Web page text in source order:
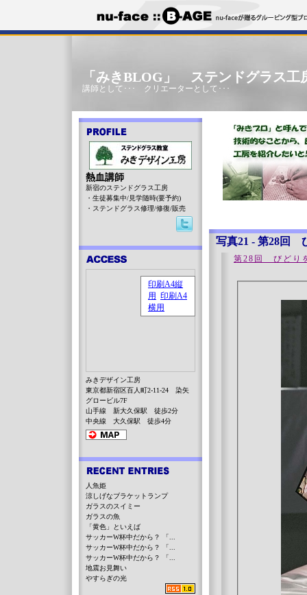
「みきBLOG」 ステンドグラス工
講師として･･･ クリエーターとして･･･
写真21 - 第28回
第28回 びどり
熱血講師
新宿のステンドグラス工房
・生徒募集中/見学随時(要予約)
・ステンドグラス修理/修復/販売
みきデザイン工房
東京都新宿区百人町2-11-24 染矢
グロービル7F
山手線 新大久保駅 徒歩2分
中央線 大久保駅 徒歩4分
人魚姫
涼しげなブラケットランプ
ガラスのスイミー
ガラスの魚
「黄色」といえば
サッカーW杯中だから？ 「...
サッカーW杯中だから？ 「...
サッカーW杯中だから？ 「...
地震お見舞い
やすらぎの光